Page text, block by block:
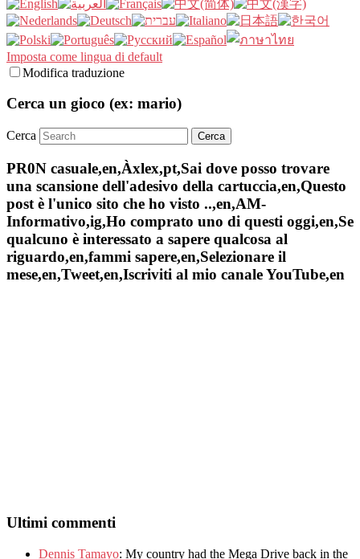
Imposta come lingua di default
Modifica traduzione
Cerca un gioco (ex: mario)
Cerca
PR0N casuale,en,Àxlex,pt,Sai dove posso trovare
una scansione dell'adesivo della cartuccia,en,Questo
post è l'unico sito che ho visto ..,en,AM-
Informativo,ig,Ho comprato uno di questi oggi,en,Se
qualcuno è interessato a sapere qualcosa al
riguardo,en,fammi sapere,en,Selezionare il
mese,en,Tweet,en,Iscriviti al mio canale YouTube,en
Ultimi commenti
Dennis Tamayo: My country had the Mega Drive back in the